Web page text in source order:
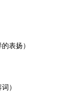
表扬）
）